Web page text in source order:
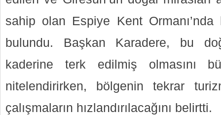
sahip olan Espiye Kent Ormanı’nda
bulundu. Başkan Karadere, bu
kaderine terk edilmiş olmasını
nitelendirirken, bölgenin tekrar
çalışmaların hızlandırılacağını belirtti.